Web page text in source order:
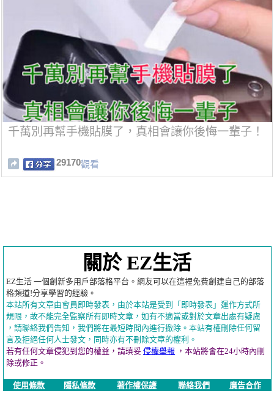
千萬別再幫手機貼膜了，真相會讓你後悔一輩子！
29170觀看
關於 EZ生活
EZ生活 一個創新多用戶部落格平台。網友可以在這裡免費創建自己的部落
格頻道!分享學習的經驗。
本站所有文章由會員即時發表，由於本站是受到「即時發表」運作方式所
規限，故不能完全監察所有即時文章，如有不適當或對於文章出處有疑慮
，請聯絡我們告知，我們將在最短時間內進行撤除。本站有權刪除任何留
言及拒絕任何人士發文，同時亦有不刪除文章的權利。
若有任何文章侵犯到您的權益，請瑱妥 侵權舉報 ，本站將會在24小時內刪
除或修正。
使用條款 隱私條款 著作權保護 聯絡我們 廣告合作